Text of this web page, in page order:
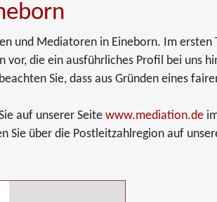
und Mediatoren in Eineborn. Im ersten
die ein ausführliches Profil bei uns
Sie, dass aus Gründen eines
auf unserer Seite www.mediation.de
Sie über die Postleitzahlregion auf